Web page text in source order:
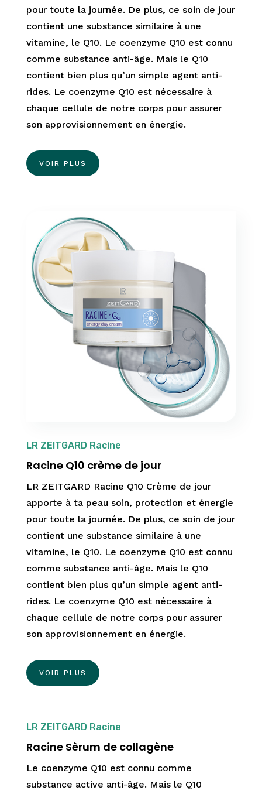
pour toute la journée. De plus, ce soin de jour
contient une substance similaire à une
vitamine, le Q10. Le coenzyme Q10 est connu
comme substance anti-âge. Mais le Q10
contient bien plus qu’un simple agent anti-
rides. Le coenzyme Q10 est nécessaire à
chaque cellule de notre corps pour assurer
son approvisionnement en énergie.
VOIR PLUS
LR ZEITGARD Racine
Racine Q10 crème de jour
LR ZEITGARD Racine Q10 Crème de jour
apporte à ta peau soin, protection et énergie
pour toute la journée. De plus, ce soin de jour
contient une substance similaire à une
vitamine, le Q10. Le coenzyme Q10 est connu
comme substance anti-âge. Mais le Q10
contient bien plus qu’un simple agent anti-
rides. Le coenzyme Q10 est nécessaire à
chaque cellule de notre corps pour assurer
son approvisionnement en énergie.
VOIR PLUS
LR ZEITGARD Racine
Racine Sèrum de collagène
Le coenzyme Q10 est connu comme
substance active anti-âge. Mais le Q10